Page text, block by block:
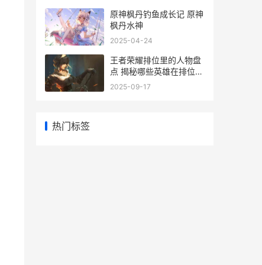
原神枫丹钓鱼成长记 原神
枫丹水神
2025-04-24
王者荣耀排位里的人物盘
点 揭秘哪些英雄在排位赛
中大放异彩
2025-09-17
热门标签